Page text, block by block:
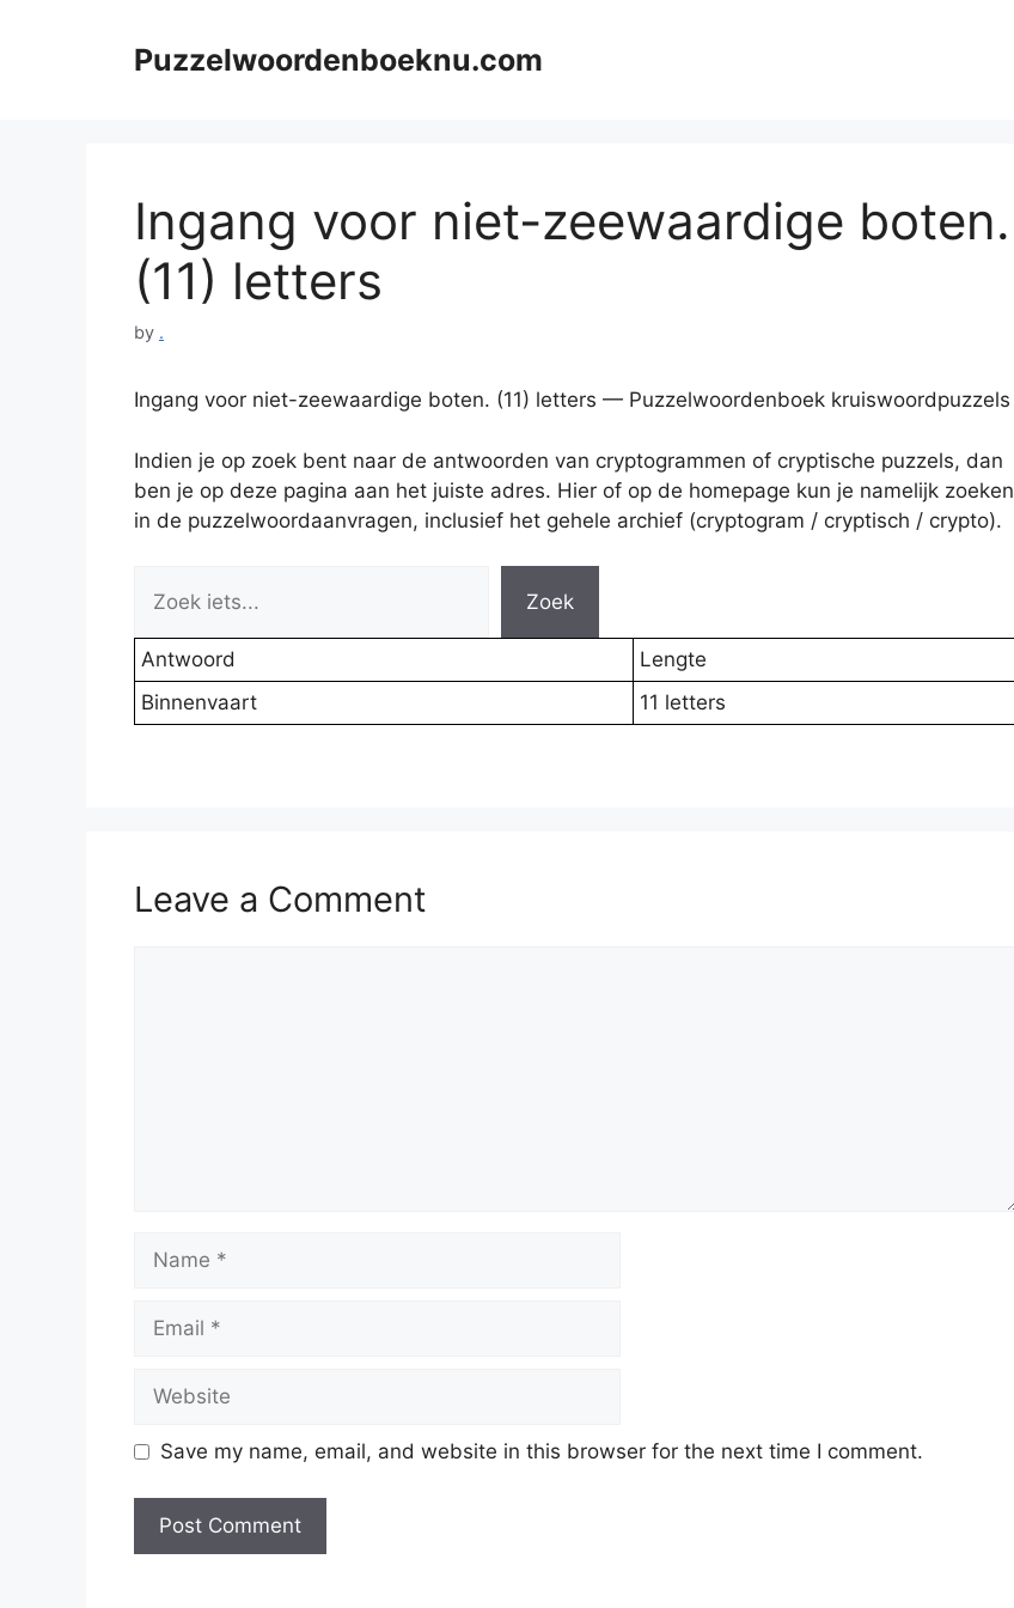
Puzzelwoordenboeknu.com
Ingang voor niet-zeewaardige boten.
(11) letters
by .
Ingang voor niet-zeewaardige boten. (11) letters — Puzzelwoordenboek kruiswoordpuzzels
Indien je op zoek bent naar de antwoorden van cryptogrammen of cryptische puzzels, dan
ben je op deze pagina aan het juiste adres. Hier of op de homepage kun je namelijk zoeken
in de puzzelwoordaanvragen, inclusief het gehele archief (cryptogram / cryptisch / crypto).
Zoek
Antwoord
Lengte
Binnenvaart
11 letters
Leave a Comment
Name
Email
Website
Save my name, email, and website in this browser for the next time I comment.